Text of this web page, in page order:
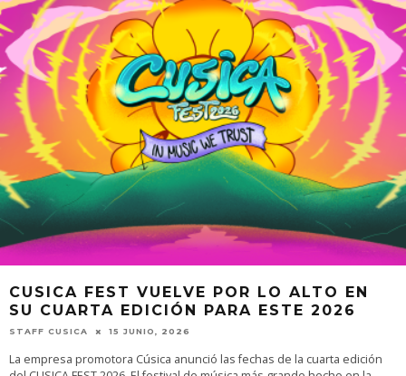
CUSICA FEST VUELVE POR LO ALTO EN
SU CUARTA EDICIÓN PARA ESTE 2026
STAFF CUSICA 15 JUNIO, 2026
La empresa promotora Cúsica anunció las fechas de la cuarta edición